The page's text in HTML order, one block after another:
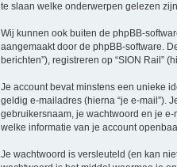
te slaan welke onderwerpen gelezen
Wij kunnen ook buiten de phpBB-
aangemaakt door de phpBB-software.
berichten”), registreren op “SION Rail”
Je account bevat minstens een unieke
geldig e-mailadres (hierna “je e-mail”).
gebruikersnaam, je wachtwoord en je e-
welke informatie van je account
Je wachtwoord is versleuteld (en kan